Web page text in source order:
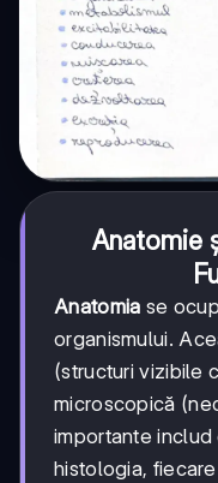
Anatomie
Anatomia se
organismului.
(structuri vizibile
microscopică
importante
histologia,